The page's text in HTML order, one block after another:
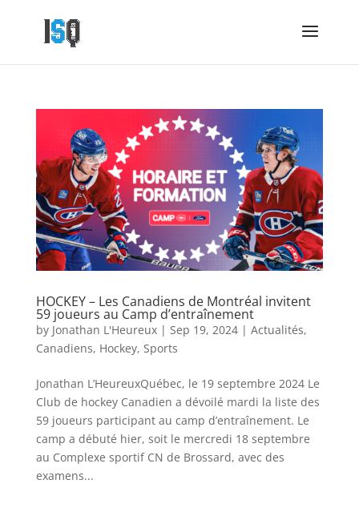
HOCKEY – Les Canadiens de Montréal invitent
59 joueurs au Camp d’entraînement
by Jonathan L'Heureux| Sep 19, 2024| Actualités,
Canadiens, Hockey, Sports
Jonathan L’HeureuxQuébec, le 19 septembre 2024 Le
Club de hockey Canadien a dévoilé mardi la liste des
59 joueurs participant au camp d’entraînement. Le
camp a débuté hier, soit le mercredi 18 septembre
au Complexe sportif CN de Brossard, avec des
examens...